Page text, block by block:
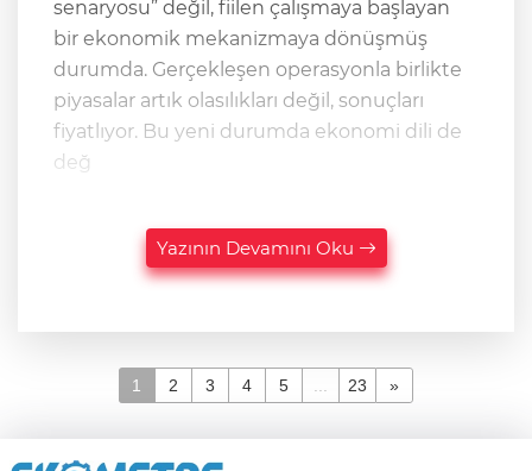
senaryosu” değil, fiilen çalışmaya başlayan
bir ekonomik mekanizmaya dönüşmüş
durumda. Gerçekleşen operasyonla birlikte
piyasalar artık olasılıkları değil, sonuçları
fiyatlıyor. Bu yeni durumda ekonomi dili de
değ
Yazının Devamını Oku
1 2 3 4 5 ... 23 »